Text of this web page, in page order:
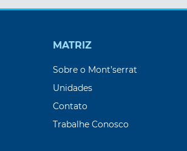
MATRIZ
Sobre o Mont’serrat
Unidades
Contato
Trabalhe Conosco